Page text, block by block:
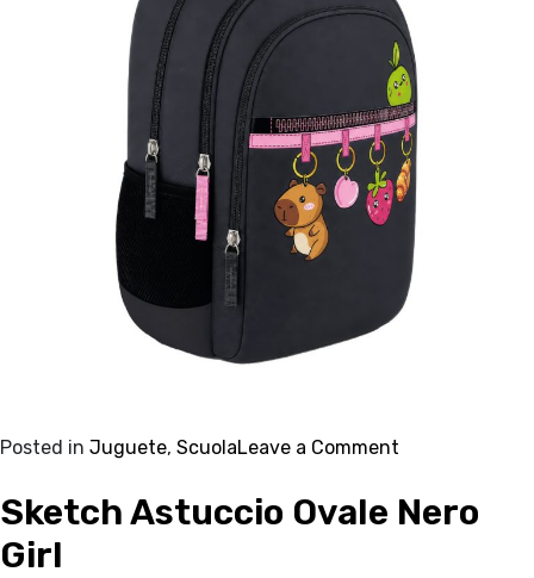
Posted in Juguete, ScuolaLeave a Comment
Zaino
Round
Sketch Astuccio Ovale Nero
Girl